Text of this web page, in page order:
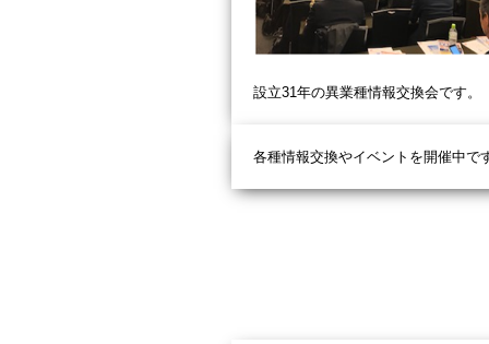
設立31年の異業種情報交換会です。
各種情報交換やイベントを開催中で